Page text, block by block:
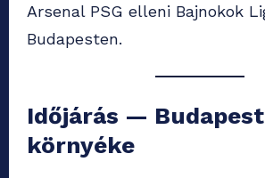
Arsenal PSG elleni Bajnokok
Budapesten.
Időjárás —
környéke